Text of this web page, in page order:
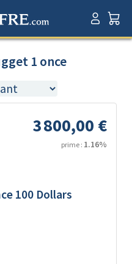
1 once
3 800,00 €
prime : 1.16%
100 Dollars